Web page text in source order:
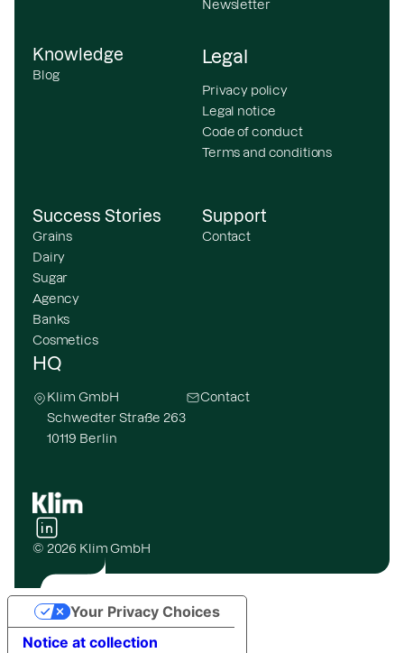
Newsletter
Knowledge
Blog
Legal
Privacy policy
Legal notice
Code of conduct
Terms and conditions
Success Stories
Grains
Dairy
Sugar
Agency
Banks
Cosmetics
Support
Contact
HQ
Klim GmbH
Schwedter Straße 263
10119 Berlin
Contact
© 2026 Klim GmbH
Notice at collection
Your Privacy Choices